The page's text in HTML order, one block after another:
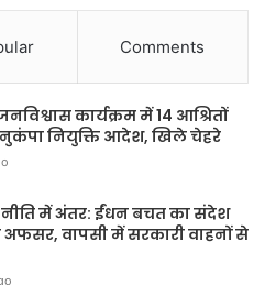
Comments
कार्यक्रम में 14 आश्रितों
नियुक्ति आदेश, खिले चेहरे
में अंतर: ईंधन बचत का संदेश
वापसी में सरकारी वाहनों से